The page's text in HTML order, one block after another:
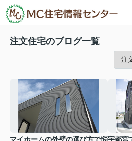
注文住宅のブログ一覧
マイホームの外壁の選び方で悩宇都宮